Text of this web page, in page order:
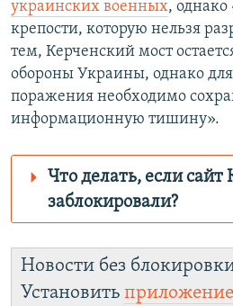
украинских военных,
крепости, которую нельзя
тем, Керченский мост
обороны Украины, однако
поражения необходимо
информационную тишину».
Что делать, если
заблокировали?
Крым.Реалии
сайта: https://
Новости без
Установить приложение